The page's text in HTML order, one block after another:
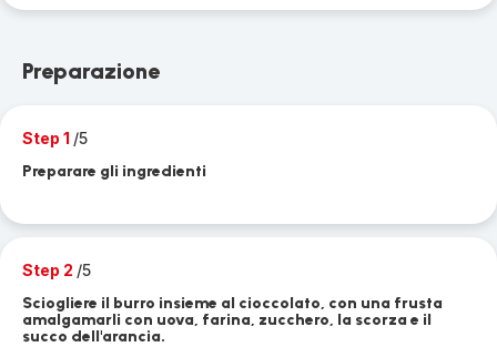
Preparazione
Step 1 /5
Preparare gli ingredienti
Step 2 /5
Sciogliere il burro insieme al cioccolato, con una frusta
amalgamarli con uova, farina, zucchero, la scorza e il
succo dell'arancia.